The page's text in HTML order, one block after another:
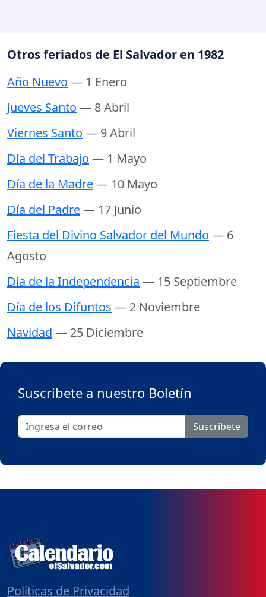
Otros feriados de El Salvador en 1982
Año Nuevo — 1 Enero
Jueves Santo — 8 Abril
Viernes Santo — 9 Abril
Día del Trabajo — 1 Mayo
Día de la Madre— 10 Mayo
Día del Padre— 17 Junio
Fiesta del Divino Salvador del Mundo — 6
Agosto
Día de la Independencia — 15 Septiembre
Día de los Difuntos — 2 Noviembre
Navidad — 25 Diciembre
Suscribete a nuestro Boletín
Suscribete
Políticas de Privacidad